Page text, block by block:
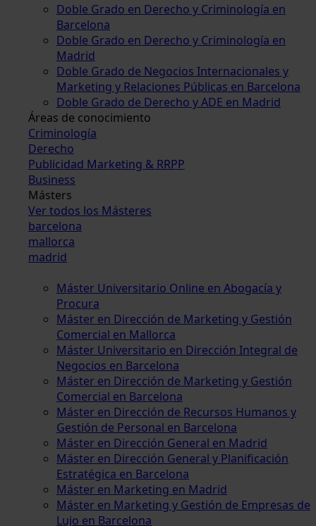
Doble Grado en Derecho y Criminología en
Barcelona
Doble Grado en Derecho y Criminología en
Madrid
Doble Grado de Negocios Internacionales y
Marketing y Relaciones Públicas en Barcelona
Doble Grado de Derecho y ADE en Madrid
Áreas de conocimiento
Criminología
Derecho
Publicidad Marketing & RRPP
Business
Másters
Ver todos los Másteres
barcelona
mallorca
madrid
Máster Universitario Online en Abogacía y
Procura
Máster en Dirección de Marketing y Gestión
Comercial en Mallorca
Máster Universitario en Dirección Integral de
Negocios en Barcelona
Máster en Dirección de Marketing y Gestión
Comercial en Barcelona
Máster en Dirección de Recursos Humanos y
Gestión de Personal en Barcelona
Máster en Dirección General en Madrid
Máster en Dirección General y Planificación
Estratégica en Barcelona
Máster en Marketing en Madrid
Máster en Marketing y Gestión de Empresas de
Lujo en Barcelona